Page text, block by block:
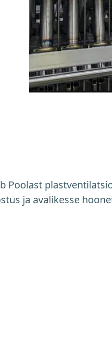
Poolast
ja avalikesse